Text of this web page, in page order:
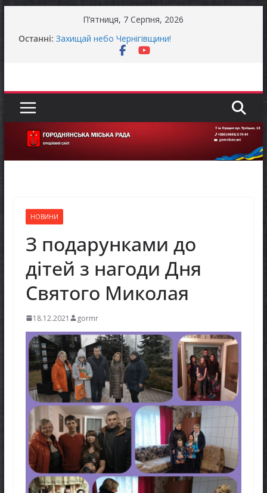
П’ятниця, 7 Серпня, 2026
Останні: Захищай небо Чернігівщини!
Батьки майбутніх першокласників уже можуть
Як отримати компенсацію за товари, придбані
Уповноважений Верховної Ради України з
прав людини проводить опитування щодо
реалізації права осіб з інвалідністю на працю
НОВИНИ
З подарунками до
дітей з нагоди Дня
Святого Миколая
18.12.2021 gormr